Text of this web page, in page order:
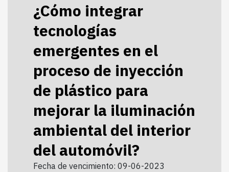
¿Cómo integrar
tecnologías
emergentes en el
proceso de inyección
de plástico para
mejorar la iluminación
ambiental del interior
del automóvil?
Fecha de vencimiento: 09-06-2023